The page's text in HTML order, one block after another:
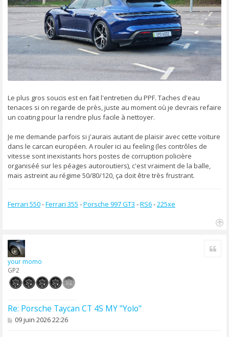
Le plus gros soucis est en fait l'entretien du PPF. Taches d'eau
tenaces si on regarde de près, juste au moment où je devrais refaire
un coating pour la rendre plus facile à nettoyer.
Je me demande parfois si j'aurais autant de plaisir avec cette voiture
dans le carcan européen. A rouler ici au feeling (les contrôles de
vitesse sont inexistants hors postes de corruption policière
organiséé sur les péages autoroutiers), c'est vraiment de la balle,
mais astreint au régime 50/80/120, ça doit être très frustrant.
Ferrari 550-Ferrari 355 -Porsche 997 GT3 -RS6-225xe
your momo
GP2
Re: Porsche Taycan CT 4S MY "Yolo"
M
09 juin 2026 22:26